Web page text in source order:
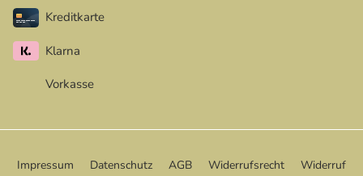
Kreditkarte
Klarna
Vorkasse
Impressum Datenschutz AGB Widerrufsrecht Widerruf